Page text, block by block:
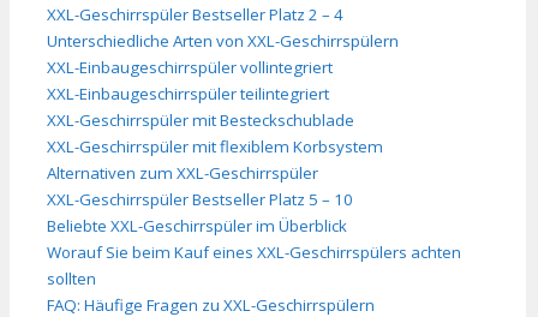
XXL-Geschirrspüler Bestseller Platz 2 – 4
Unterschiedliche Arten von XXL-Geschirrspülern
XXL-Einbaugeschirrspüler vollintegriert
XXL-Einbaugeschirrspüler teilintegriert
XXL-Geschirrspüler mit Besteckschublade
XXL-Geschirrspüler mit flexiblem Korbsystem
Alternativen zum XXL-Geschirrspüler
XXL-Geschirrspüler Bestseller Platz 5 – 10
Beliebte XXL-Geschirrspüler im Überblick
Worauf Sie beim Kauf eines XXL-Geschirrspülers achten
sollten
FAQ: Häufige Fragen zu XXL-Geschirrspülern